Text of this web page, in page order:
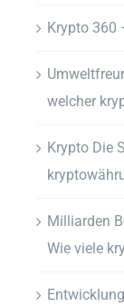
Krypto 360
welcher
Krypto Die
Milliarden
Wie viele